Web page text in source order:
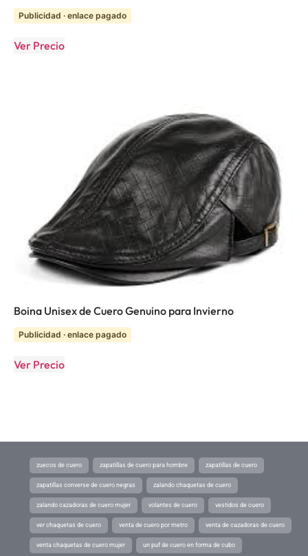
Publicidad · enlace pagado
Ver Precio
Boina Unisex de Cuero Genuino para Invierno
Publicidad · enlace pagado
Ver Precio
zuecos de cuero zapatillas de cuero para hombre zapatillas de cuero
zapatillas converse de cuero negras zalando chaquetas de cuero
zalando cazadoras de cuero mujer volantes de cuero vestidos de cuero
ver chaquetas de cuero venta de cuero por metro venta de cazadoras de cuero
venta chaquetas de cuero mujer un puf de cuero en forma de cubo